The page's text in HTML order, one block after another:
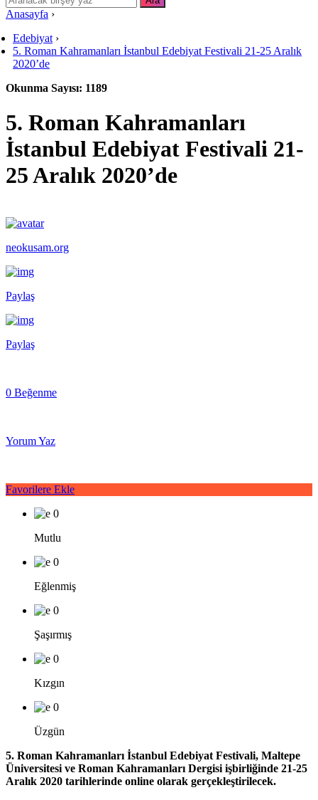
Anasayfa ›
Edebiyat ›
5. Roman Kahramanları İstanbul Edebiyat Festivali 21-25 Aralık
2020’de
Okunma Sayısı: 1189
5. Roman Kahramanları
İstanbul Edebiyat Festivali 21-
25 Aralık 2020’de
neokusam.org
Paylaş
Paylaş
0 Beğenme
Yorum Yaz
Favorilere Ekle
0
Mutlu
0
Eğlenmiş
0
Şaşırmış
0
Kızgın
0
Üzgün
5. Roman Kahramanları İstanbul Edebiyat Festivali, Maltepe
Üniversitesi ve Roman Kahramanları Dergisi işbirliğinde 21-25
Aralık 2020 tarihlerinde online olarak gerçekleştirilecek.